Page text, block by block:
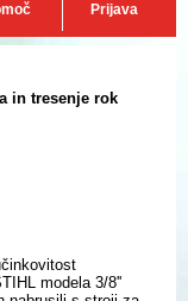
Prijava
in tresenje rok
modela 3/8''